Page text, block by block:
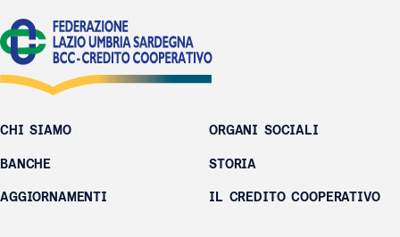
CHI SIAMO
BANCHE
AGGIORNAMENTI
ORGANI SOCIALI
STORIA
IL CREDITO COOPERATIVO